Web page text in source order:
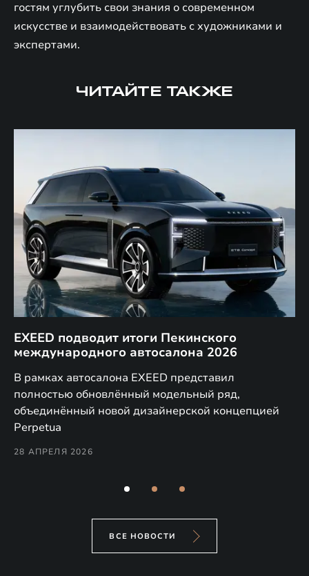
гостям углубить свои знания о современном
искусстве и взаимодействовать с художниками и
экспертами.
ЧИТАЙТЕ ТАКЖЕ
EXEED подводит итоги Пекинского
международного автосалона 2026
В рамках автосалона EXEED представил
полностью обновлённый модельный ряд,
объединённый новой дизайнерской концепцией
Perpetua
28 АПРЕЛЯ 2026
ВСЕ НОВОСТИ